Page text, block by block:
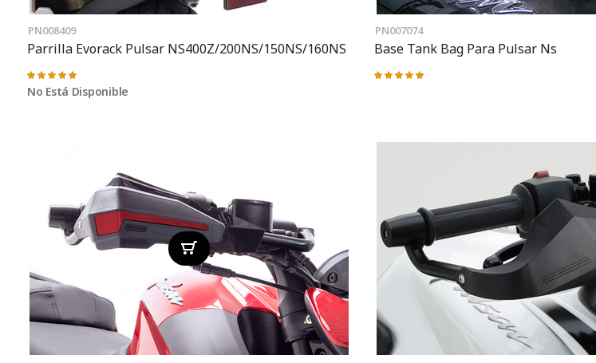
PN008409
Parrilla Evorack Pulsar NS400Z/200NS/150NS/160NS
Valoración:
100%
No Está Disponible
PN007074
Base Tank Bag Para Pulsar Ns
Valoración: